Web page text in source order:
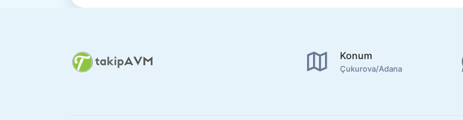
Konum
Çukurova/Adana